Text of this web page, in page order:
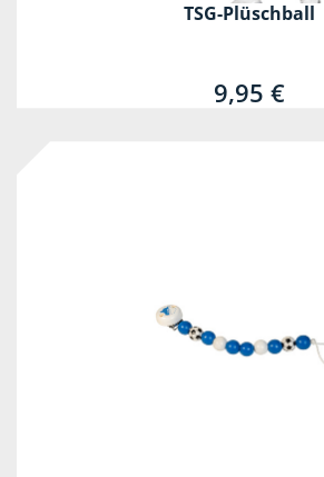
TSG-Plüschball
9,95 €